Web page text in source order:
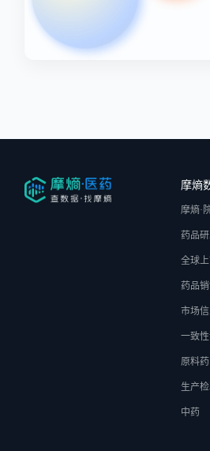
摩熵
摩熵·
药品
全球
药品
市场
一致
原料药
生产
中药